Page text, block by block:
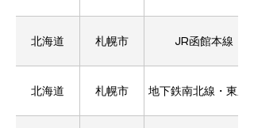
北海道 札幌市 JR函館本線
北海道 札幌市 地下鉄南北線・東豊線